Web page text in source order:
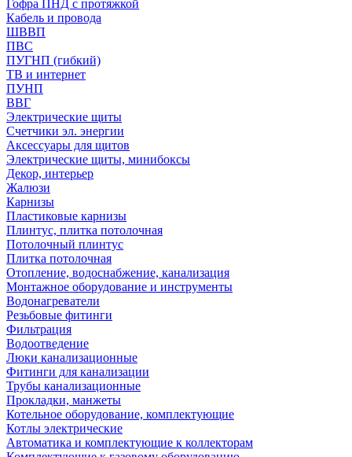
Гофра ПНД с протяжкой
Кабель и провода
ШВВП
ПВС
ПУГНП (гибкий)
ТВ и интернет
ПУНП
ВВГ
Электрические щиты
Счетчики эл. энергии
Аксессуары для щитов
Электрические щиты, минибоксы
Декор, интерьер
Жалюзи
Карнизы
Пластиковые карнизы
Плинтус, плитка потолочная
Потолочный плинтус
Плитка потолочная
Отопление, водоснабжение, канализация
Монтажное оборудование и инструменты
Водонагреватели
Резьбовые фитинги
Фильтрация
Водоотведение
Люки канализационные
Фитинги для канализации
Трубы канализационные
Прокладки, манжеты
Котельное оборудование, комплектующие
Котлы электрические
Автоматика и комплектующие к коллекторам